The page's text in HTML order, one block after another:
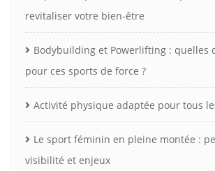
revitaliser votre bien-être
Bodybuilding et Powerlifting : quelles
pour ces sports de force ?
Activité physique adaptée pour tous
Le sport féminin en pleine montée :
visibilité et enjeux